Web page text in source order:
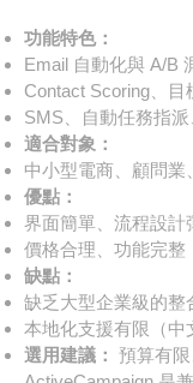
功能特色：
Email 自動化與 A/B
Contact Scoring、目
SMS、自動任務指
適合對象：
中小型電商、顧問業
優點：
界面簡單、流程設計
價格合理、功能完整
缺點：
缺乏大型企業級的整
本地化支援有限（中
選用建議： 預算有